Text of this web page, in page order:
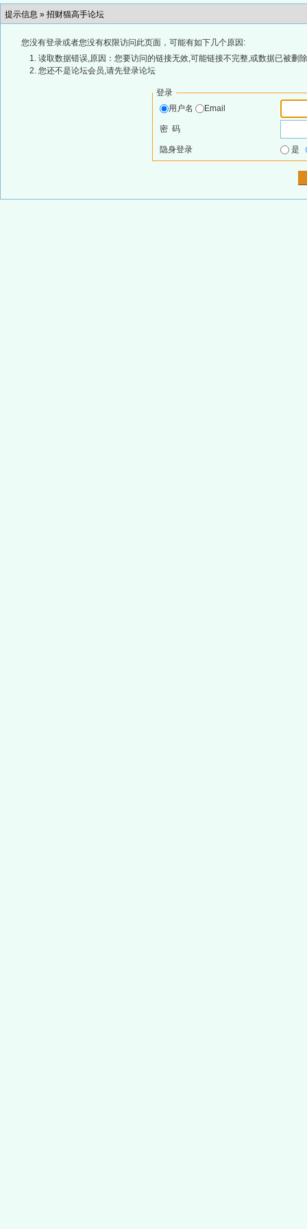
提示信息 » 招财猫高手论坛
您没有登录或者您没有权限访问此页面，可能有如下几个原因:
读取数据错误,原因：您要访问的链接无效,可能链接不完整,或数据已被删
您还不是论坛会员,请先登录论坛
登录
用户名
Email
密 码
隐身登录 是